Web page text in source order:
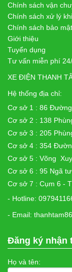
Chính sách vận
Chính sách xử lý
Chính sách bảo
Giới thiệu
Tuyển dụng
Tư vấn miễn phí
XE ĐIỆN THANH
Hệ thống địa chỉ:
Cơ sở 1 : 86
Cơ sở 2 : 138
Cơ sở 3 : 205
Cơ sở 4 : 354
Cơ sở 5 : Võng
Cơ sở 6 : 95 Ngã
Cơ sở 7 : Cụm 6 -
- Hotline:
- Email:
Đăng ký nhận
Họ và tên: